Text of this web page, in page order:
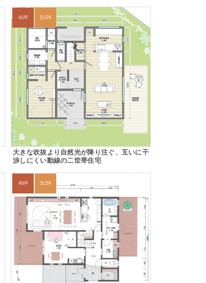
41坪 5LDK
大きな吹抜より自然光が降り注ぐ、互いに干
渉しにくい動線の二世帯住宅
40坪 5LDK